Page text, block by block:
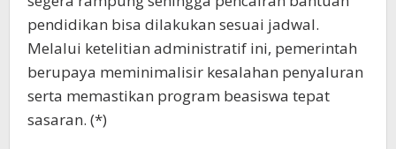
pendidikan bisa dilakukan sesuai jadwal.
Melalui ketelitian administratif ini, pemerintah
berupaya meminimalisir kesalahan penyaluran
serta memastikan program beasiswa tepat
sasaran. (*)